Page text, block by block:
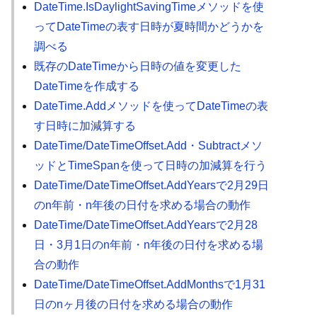
DateTime.IsDaylightSavingTimeメソッドを使
ってDateTimeの表す日時が夏時間かどうかを
調べる
既存のDateTimeから日時の値を変更した
DateTimeを作成する
DateTime.Addメソッドを使ってDateTimeの表
す日時に加減算する
DateTime/DateTimeOffset.Add・Subtractメソ
ッドとTimeSpanを使って日時の加減算を行う
DateTime/DateTimeOffset.AddYearsで2月29日
のn年前・n年後の日付を求める場合の動作
DateTime/DateTimeOffset.AddYearsで2月28
日・3月1日のn年前・n年後の日付を求める場
合の動作
DateTime/DateTimeOffset.AddMonthsで1月31
日のnヶ月後の日付を求める場合の動作